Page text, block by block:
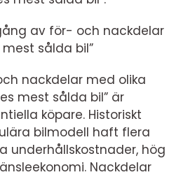
av för- och nackdelar
sålda bil”
nackdelar med olika
mest sålda bil” är
köpare. Historiskt
bilmodell haft flera
underhållskostnader, hög
Nackdelar